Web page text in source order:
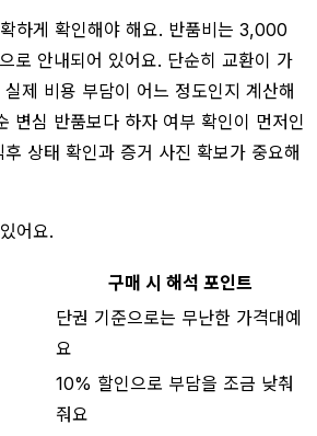
하게 확인해야 해요. 반품비는 3,000
로 안내되어 있어요. 단순히 교환이 가
제 비용 부담이 어느 정도인지 계산해
변심 반품보다 하자 여부 확인이 먼저인
상태 확인과 증거 사진 확보가 중요해
어요.
구매 시 해석 포인트
단권 기준으로는 무난한 가격대예
요
10% 할인으로 부담을 조금 낮춰
줘요